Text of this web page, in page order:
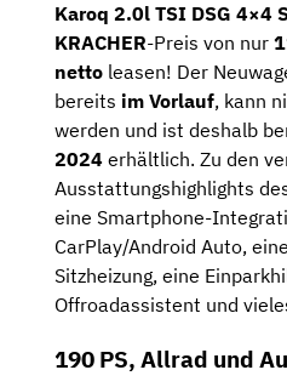
Karoq 2.0l TSI DSG 4×4
KRACHER-Preis von nur
netto leasen! Der
bereits im Vorlauf, kann
werden und ist deshalb
2024 erhältlich. Zu den
Ausstattungshighlights
eine Smartphone-
CarPlay/Android Auto,
Sitzheizung, eine
Offroadassistent und
190 PS, Allrad und